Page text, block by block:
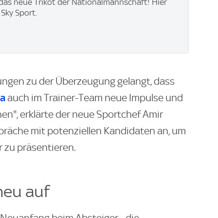
Sport.
zu der Überzeugung gelangt, dass
auch im Trainer-Team neue Impulse und
erklärte der neue Sportchef Amir
mit potenziellen Kandidaten an, um
zu präsentieren.
auf